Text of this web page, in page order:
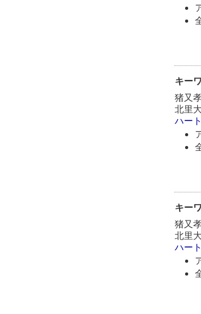
キー
猪又
北里
ハー
キー
猪又
北里
ハー